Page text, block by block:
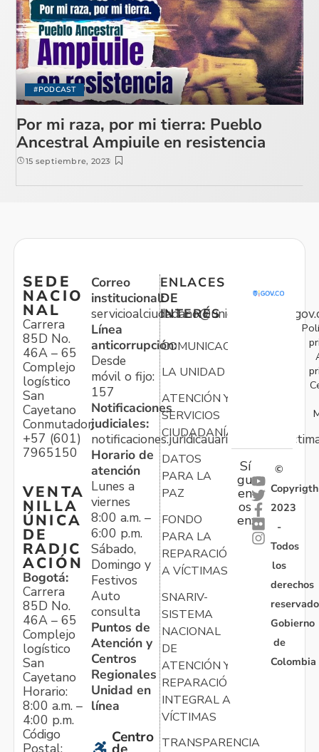
#PODCAST
Por mi raza, por mi tierra: Pueblo
Ancestral Ampiuile en resistencia
15 septiembre, 2023
SEDE
NACIO
NAL
Carrera
85D No.
46A – 65
Complejo
logístico
San
Cayetano
Conmutador:
+57 (601)
7965150
VENTA
NILLA
ÚNICA
DE
RADIC
ACIÓN
Bogotá:
Carrera
85D No.
46A – 65
Complejo
logístico
San
Cayetano
Horario:
8:00 a.m. –
4:00 p.m.
Código
Correo
institucional:
Línea
anticorrupción:
Desde
móvil o fijo:
157
Notificaciones
judiciales:
Horario de
atención
Lunes a
viernes
8:00 a.m. –
6:00 p.m.
Sábado,
Domingo y
Festivos
Auto
consulta
Puntos de
Atención y
Centros
Regionales
Unidad en
línea
Centro
ENLACES
DE
INTERÉS
COMUNICACIONES
LA UNIDAD
ATENCIÓN Y
SERVICIOS
CIUDADANÍA
DATOS
PARA LA
PAZ
FONDO
PARA LA
REPARACIÓN
A VÍCTIMAS
SNARIV-
SISTEMA
NACIONAL
DE
ATENCIÓN Y
REPARACIÓN
INTEGRAL A
VÍCTIMAS
TRANSPARENCIA
Sí
gu
en
os
en:
©
Copyrigth
2023
-
Todos
los
derechos
Gobierno
de
Colombia